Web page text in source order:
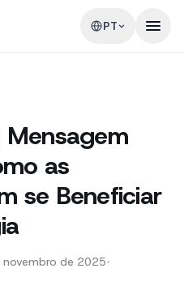
PT
Mensagem
as
se Beneficiar
de 2025•